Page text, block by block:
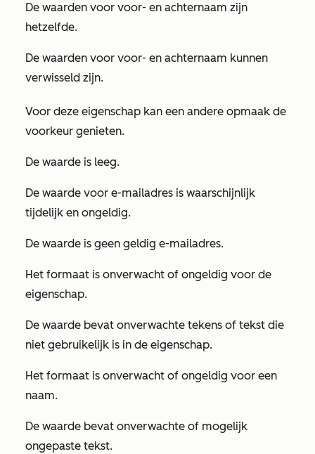
De waarden voor voor- en achternaam zijn
hetzelfde.
De waarden voor voor- en achternaam kunnen
verwisseld zijn.
Voor deze eigenschap kan een andere opmaak de
voorkeur genieten.
De waarde is leeg.
De waarde voor e-mailadres is waarschijnlijk
tijdelijk en ongeldig.
De waarde is geen geldig e-mailadres.
Het formaat is onverwacht of ongeldig voor de
eigenschap.
De waarde bevat onverwachte tekens of tekst die
niet gebruikelijk is in de eigenschap.
Het formaat is onverwacht of ongeldig voor een
naam.
De waarde bevat onverwachte of mogelijk
ongepaste tekst.